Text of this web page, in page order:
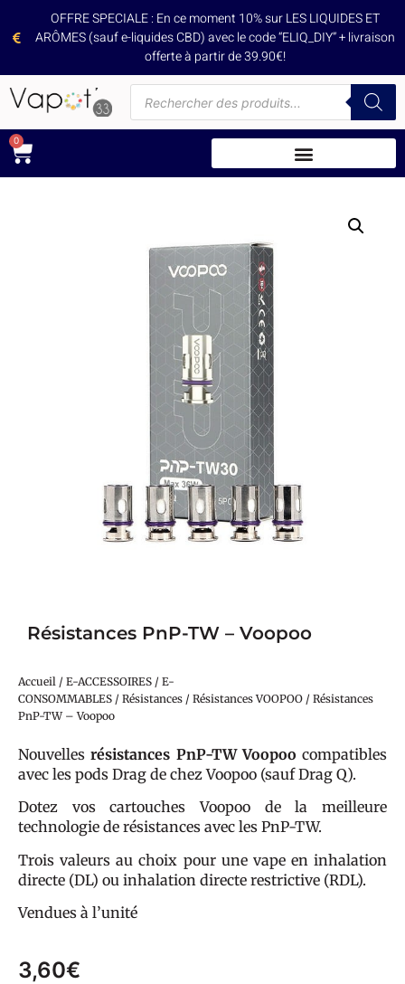
OFFRE SPECIALE : En ce moment 10% sur LES LIQUIDES ET
ARÔMES (sauf e-liquides CBD) avec le code “ELIQ_DIY” + livraison
offerte à partir de 39.90€!
0
Résistances PnP-TW – Voopoo
Accueil / E-ACCESSOIRES / E-
CONSOMMABLES / Résistances / Résistances VOOPOO / Résistances
PnP-TW – Voopoo
Nouvellesrésistances PnP-TW Voopoo compatibles
avec les pods Drag de chez Voopoo (sauf Drag Q).
Dotez vos cartouches Voopoo de la meilleure
technologie de résistances avec les PnP-TW.
Trois valeurs au choix pour une vape en inhalation
directe (DL) ou inhalation directe restrictive (RDL).
Vendues à l’unité
3,60€